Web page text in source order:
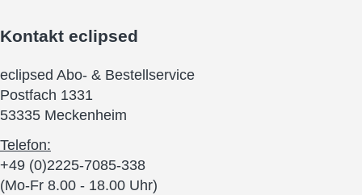
Kontakt eclipsed
eclipsed Abo- & Bestellservice
Postfach 1331
53335 Meckenheim
Telefon:
+49 (0)2225-7085-338
(Mo-Fr 8.00 - 18.00 Uhr)